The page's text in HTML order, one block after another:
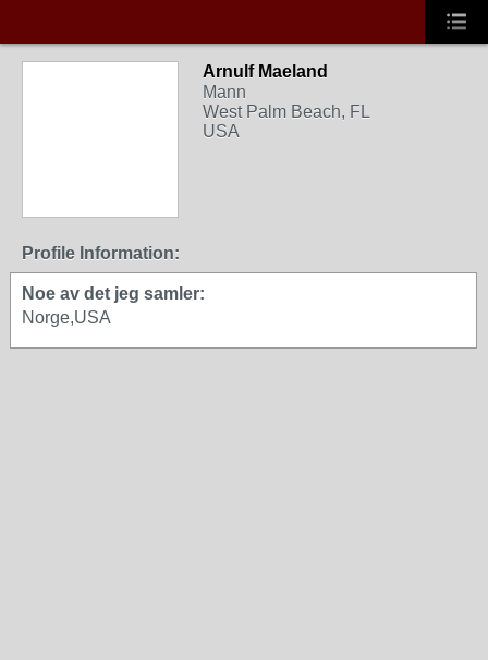
Arnulf Maeland
Mann
West Palm Beach, FL
USA
Profile Information:
Noe av det jeg samler:
Norge,USA